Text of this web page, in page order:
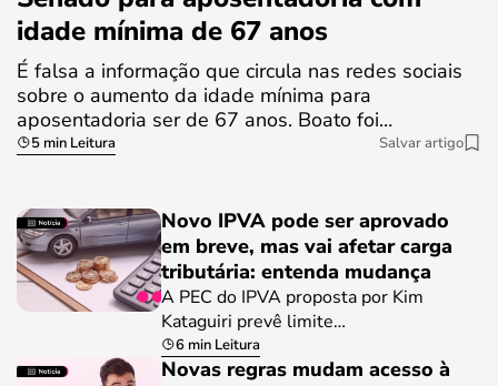
idade mínima de 67 anos
É falsa a informação que circula nas redes sociais
sobre o aumento da idade mínima para
aposentadoria ser de 67 anos. Boato foi…
5 min Leitura Salvar artigo
Novo IPVA pode ser aprovado
em breve, mas vai afetar carga
tributária: entenda mudança
A PEC do IPVA proposta por Kim
Kataguiri prevê limite…
6 min Leitura
Novas regras mudam acesso à